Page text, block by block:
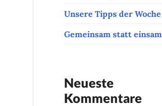
Unsere Tipps der Woche
Gemeinsam statt einsam
Neueste
Kommentare